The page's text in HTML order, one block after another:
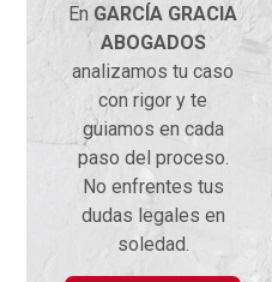
En GARCÍA GRACIA
ABOGADOS
analizamos tu caso
con rigor y te
guiamos en cada
paso del proceso.
No enfrentes tus
dudas legales en
soledad.